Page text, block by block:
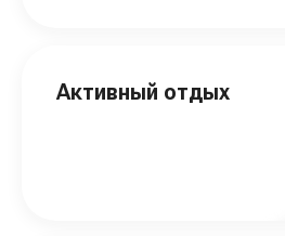
Активный отдых